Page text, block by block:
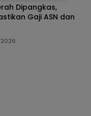
Dipangkas,
Gaji ASN dan